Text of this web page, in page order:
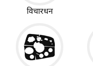
विचारधन